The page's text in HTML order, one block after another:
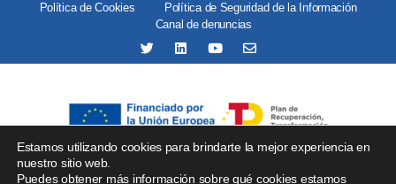
Política de Cookies
Política de Seguridad de la Información
Canal de denuncias
Se ha recibido un incentivo del organismo Red.es por importe
Estamos utilizando cookies para brindarte la mejor experiencia en
nuestro sitio web.
Puedes obtener más información sobre qué cookies estamos